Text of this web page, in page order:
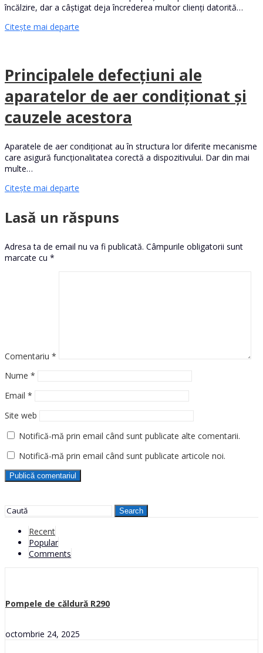
încălzire, dar a câștigat deja încrederea multor clienți datorită…
Citește mai departe
Principalele defecțiuni ale
aparatelor de aer condiționat și
cauzele acestora
Aparatele de aer condiționat au în structura lor diferite mecanisme
care asigură funcționalitatea corectă a dispozitivului. Dar din mai
multe…
Citește mai departe
Lasă un răspuns
Adresa ta de email nu va fi publicată. Câmpurile obligatorii sunt
marcate cu *
Comentariu *
Nume *
Email *
Site web
Notifică-mă prin email când sunt publicate alte comentarii.
Notifică-mă prin email când sunt publicate articole noi.
Search
Recent
Popular
Comments
Pompele de căldură R290
octombrie 24, 2025